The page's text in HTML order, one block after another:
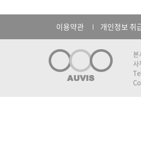
이용약관 개인정보 취
본
사